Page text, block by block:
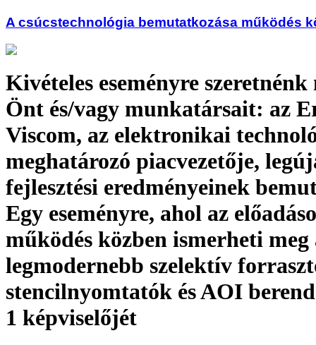
A csúcstechnológia bemutatkozása működés
Kivételes eseményre
Önt és/vagy munkatársait: az
Viscom, az elektronikai
meghatározó piacvezetője,
fejlesztési eredményeinek
Egy eseményre, ahol az
működés közben ismerheti meg
legmodernebb szelektív
stencilnyomtatók és AOI
1 képviselőjét